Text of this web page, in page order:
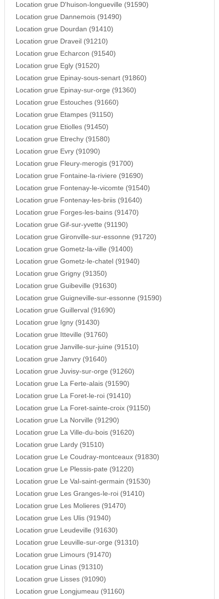
Location grue D'huison-longueville (91590)
Location grue Dannemois (91490)
Location grue Dourdan (91410)
Location grue Draveil (91210)
Location grue Echarcon (91540)
Location grue Egly (91520)
Location grue Epinay-sous-senart (91860)
Location grue Epinay-sur-orge (91360)
Location grue Estouches (91660)
Location grue Etampes (91150)
Location grue Etiolles (91450)
Location grue Etrechy (91580)
Location grue Evry (91090)
Location grue Fleury-merogis (91700)
Location grue Fontaine-la-riviere (91690)
Location grue Fontenay-le-vicomte (91540)
Location grue Fontenay-les-briis (91640)
Location grue Forges-les-bains (91470)
Location grue Gif-sur-yvette (91190)
Location grue Gironville-sur-essonne (91720)
Location grue Gometz-la-ville (91400)
Location grue Gometz-le-chatel (91940)
Location grue Grigny (91350)
Location grue Guibeville (91630)
Location grue Guigneville-sur-essonne (91590)
Location grue Guillerval (91690)
Location grue Igny (91430)
Location grue Itteville (91760)
Location grue Janville-sur-juine (91510)
Location grue Janvry (91640)
Location grue Juvisy-sur-orge (91260)
Location grue La Ferte-alais (91590)
Location grue La Foret-le-roi (91410)
Location grue La Foret-sainte-croix (91150)
Location grue La Norville (91290)
Location grue La Ville-du-bois (91620)
Location grue Lardy (91510)
Location grue Le Coudray-montceaux (91830)
Location grue Le Plessis-pate (91220)
Location grue Le Val-saint-germain (91530)
Location grue Les Granges-le-roi (91410)
Location grue Les Molieres (91470)
Location grue Les Ulis (91940)
Location grue Leudeville (91630)
Location grue Leuville-sur-orge (91310)
Location grue Limours (91470)
Location grue Linas (91310)
Location grue Lisses (91090)
Location grue Longjumeau (91160)